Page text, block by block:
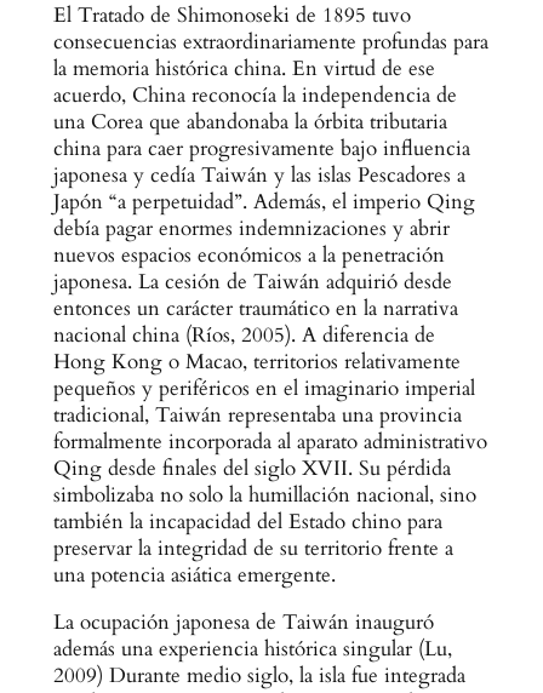
El Tratado de Shimonoseki de 1895 tuvo
consecuencias extraordinariamente profundas para
la memoria histórica china. En virtud de ese
acuerdo, China reconocía la independencia de
una Corea que abandonaba la órbita tributaria
china para caer progresivamente bajo influencia
japonesa y cedía Taiwán y las islas Pescadores a
Japón “a perpetuidad”. Además, el imperio Qing
debía pagar enormes indemnizaciones y abrir
nuevos espacios económicos a la penetración
japonesa. La cesión de Taiwán adquirió desde
entonces un carácter traumático en la narrativa
nacional china (Ríos, 2005). A diferencia de
Hong Kong o Macao, territorios relativamente
pequeños y periféricos en el imaginario imperial
tradicional, Taiwán representaba una provincia
formalmente incorporada al aparato administrativo
Qing desde finales del siglo XVII. Su pérdida
simbolizaba no solo la humillación nacional, sino
también la incapacidad del Estado chino para
preservar la integridad de su territorio frente a
una potencia asiática emergente.
La ocupación japonesa de Taiwán inauguró
además una experiencia histórica singular (Lu,
2009) Durante medio siglo, la isla fue integrada